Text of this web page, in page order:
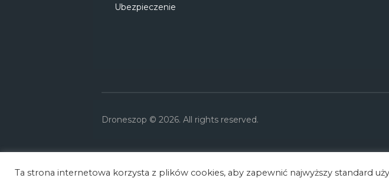
Ubezpieczenie
Droneszop © 2026. All rights reserved.
Ta strona internetowa korzysta z plików cookies, aby zapewnić najwyższy standard